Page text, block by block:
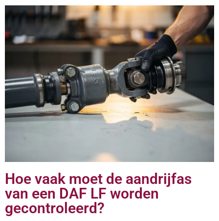
Hoe vaak moet de aandrijfas
van een DAF LF worden
gecontroleerd?